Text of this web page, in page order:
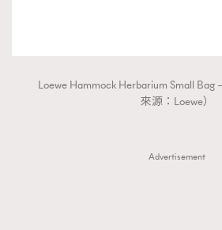
Loewe Hammock Herbarium Small
來源：Loewe）
Advertisement